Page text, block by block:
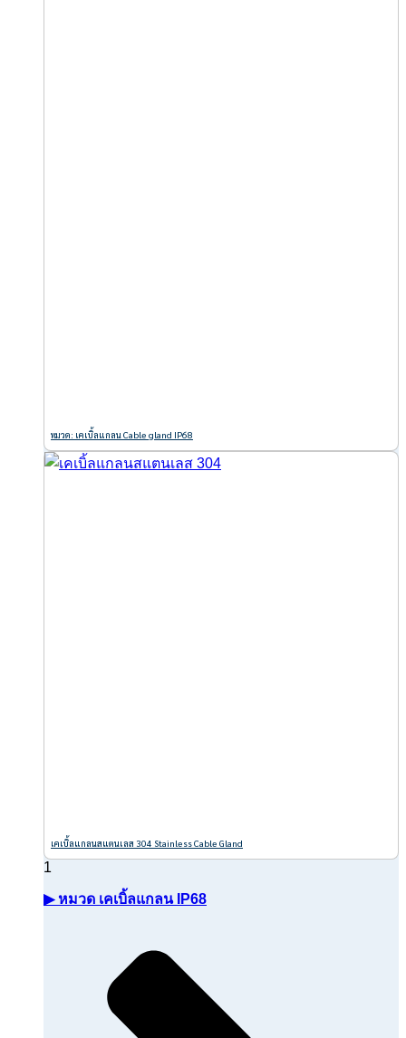
หมวด: เคเบิ้ลแกลน Cable gland IP68
เคเบิ้ลแกลนสแตนเลส 304 Stainless Cable Gland
▶ หมวด เคเบิ้ลแกลน IP68